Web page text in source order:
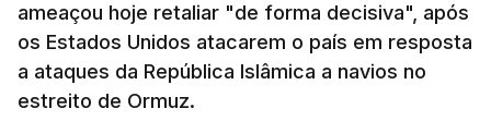
ameaçou hoje retaliar "de forma decisiva", após
os Estados Unidos atacarem o país em resposta
a ataques da República Islâmica a navios no
estreito de Ormuz.